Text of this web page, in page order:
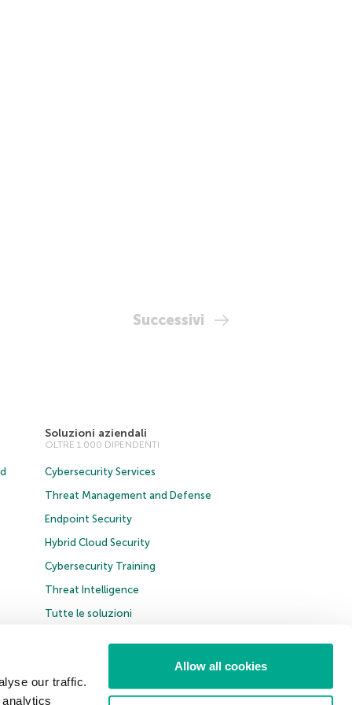
our traffic.
Allow all cookies
Successivi
Soluzioni aziendali
OLTRE 1.000 DIPENDENTI
Cybersecurity Services
Threat Management and Defense
Endpoint Security
Hybrid Cloud Security
Cybersecurity Training
Threat Intelligence
Tutte le soluzioni